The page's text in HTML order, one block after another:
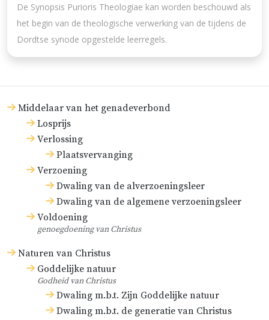
Middelaar van het genadeverbond
Losprijs
Verlossing
Plaatsvervanging
Verzoening
Dwaling van de alverzoeningsleer
Dwaling van de algemene verzoeningsleer
Voldoening
genoegdoening van Christus
Naturen van Christus
Goddelijke natuur
Godheid van Christus
Dwaling m.b.t. Zijn Goddelijke natuur
Dwaling m.b.t. de generatie van Christus
De Synopsis Purioris Theologiae kan worden beschouwd als
het begin van de theologische verwerking van de tijdens de
Dordtse synode opgestelde leerregels.